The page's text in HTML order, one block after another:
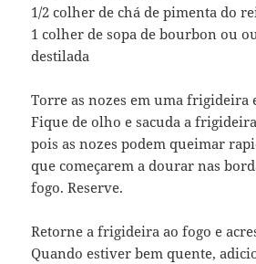
1/2 colher de chá de pimenta do
1 colher de sopa de bourbon ou
destilada
Torre as nozes em uma frigideira
Fique de olho e sacuda a
pois as nozes podem queimar
que começarem a dourar nas
fogo. Reserve.
Retorne a frigideira ao fogo e
Quando estiver bem quente,